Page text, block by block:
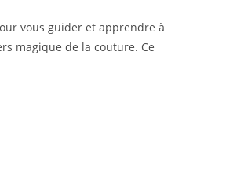
vous guider et apprendre à
magique de la couture. Ce